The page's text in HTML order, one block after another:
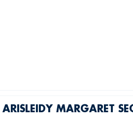
ARISLEIDY MARGARET